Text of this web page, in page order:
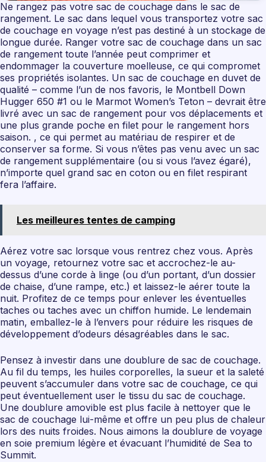
Ne rangez pas votre sac de couchage dans le sac de
rangement. Le sac dans lequel vous transportez votre sac
de couchage en voyage n’est pas destiné à un stockage de
longue durée. Ranger votre sac de couchage dans un sac
de rangement toute l’année peut comprimer et
endommager la couverture moelleuse, ce qui compromet
ses propriétés isolantes. Un sac de couchage en duvet de
qualité – comme l’un de nos favoris, le Montbell Down
Hugger 650 #1 ou le Marmot Women’s Teton – devrait être
livré avec un sac de rangement pour vos déplacements et
une plus grande poche en filet pour le rangement hors
saison. , ce qui permet au matériau de respirer et de
conserver sa forme. Si vous n’êtes pas venu avec un sac
de rangement supplémentaire (ou si vous l’avez égaré),
n’importe quel grand sac en coton ou en filet respirant
fera l’affaire.
Les meilleures tentes de camping
Aérez votre sac lorsque vous rentrez chez vous. Après
un voyage, retournez votre sac et accrochez-le au-
dessus d’une corde à linge (ou d’un portant, d’un dossier
de chaise, d’une rampe, etc.) et laissez-le aérer toute la
nuit. Profitez de ce temps pour enlever les éventuelles
taches ou taches avec un chiffon humide. Le lendemain
matin, emballez-le à l’envers pour réduire les risques de
développement d’odeurs désagréables dans le sac.
Pensez à investir dans une doublure de sac de couchage.
Au fil du temps, les huiles corporelles, la sueur et la saleté
peuvent s’accumuler dans votre sac de couchage, ce qui
peut éventuellement user le tissu du sac de couchage.
Une doublure amovible est plus facile à nettoyer que le
sac de couchage lui-même et offre un peu plus de chaleur
lors des nuits froides. Nous aimons la doublure de voyage
en soie premium légère et évacuant l’humidité de Sea to
Summit.